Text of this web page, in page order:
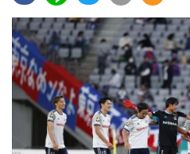
• Green Innovation & SD
• Management & HR
• MGR Live
• Infographic
การเมือง
• ท่องเที่ยว